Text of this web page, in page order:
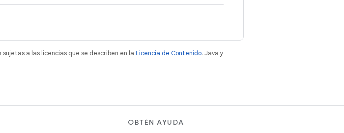
a las licencias que se describen en la Licencia de Contenido. Java y
OBTÉN AYUDA